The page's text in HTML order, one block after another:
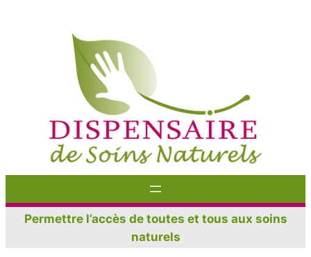
Permettre l’accès de toutes et tous aux soins
naturels